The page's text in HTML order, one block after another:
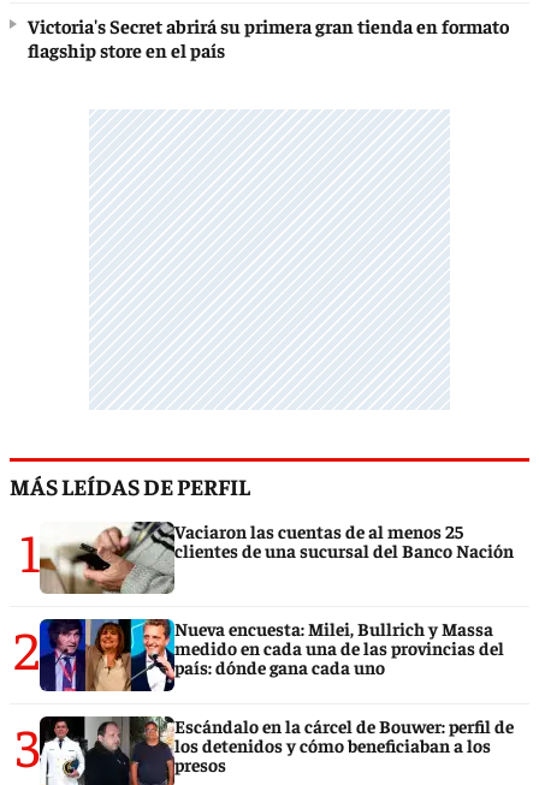
Victoria's Secret abrirá su primera gran tienda en formato
flagship store en el país
MÁS LEÍDAS DE PERFIL
1
Vaciaron las cuentas de al menos 25
clientes de una sucursal del Banco Nación
2
Nueva encuesta: Milei, Bullrich y Massa
medido en cada una de las provincias del
país: dónde gana cada uno
3
Escándalo en la cárcel de Bouwer: perfil de
los detenidos y cómo beneficiaban a los
presos